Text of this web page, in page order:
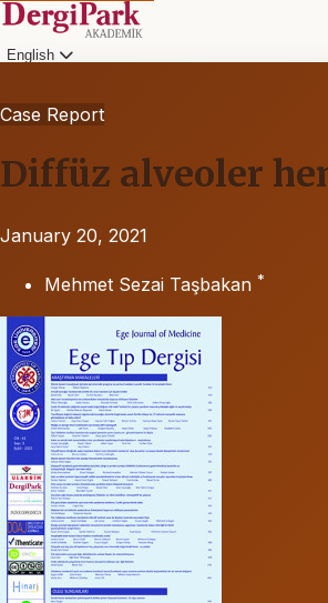
English
Case Report
Diffüz alveoler
January 20, 2021
Mehmet Sezai Taşbakan *